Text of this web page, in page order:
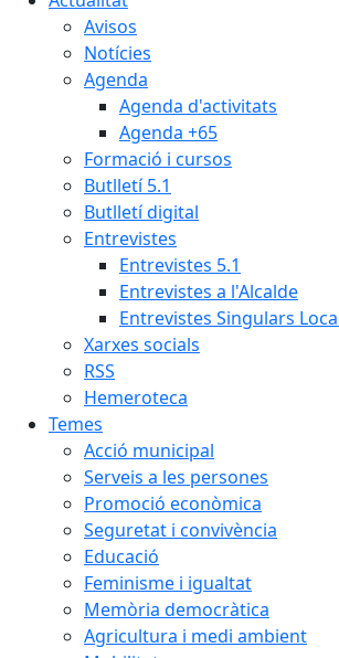
Avisos
Notícies
Agenda
Agenda d'activitats
Agenda +65
Formació i cursos
Butlletí 5.1
Butlletí digital
Entrevistes
Entrevistes 5.1
Entrevistes a l'Alcalde
Entrevistes Singulars
Xarxes socials
RSS
Hemeroteca
Temes
Acció municipal
Serveis a les persones
Promoció econòmica
Seguretat i convivència
Educació
Feminisme i igualtat
Memòria democràtica
Agricultura i medi ambient